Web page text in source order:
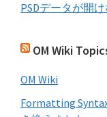
PSDデータが開
OM Wiki
OM Wiki
Formatting